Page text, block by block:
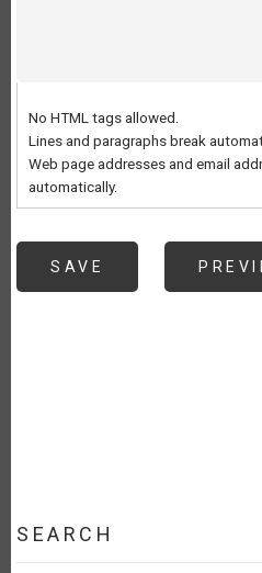
No HTML tags allowed.
Lines and paragraphs break
Web page addresses and email
automatically.
SEARCH